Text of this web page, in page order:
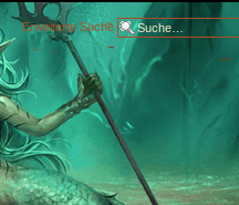
Erweiterte Suche